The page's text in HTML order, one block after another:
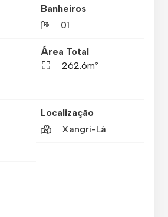
Banheiros
01
Área Total
262.6m²
Localização
Xangri-Lá